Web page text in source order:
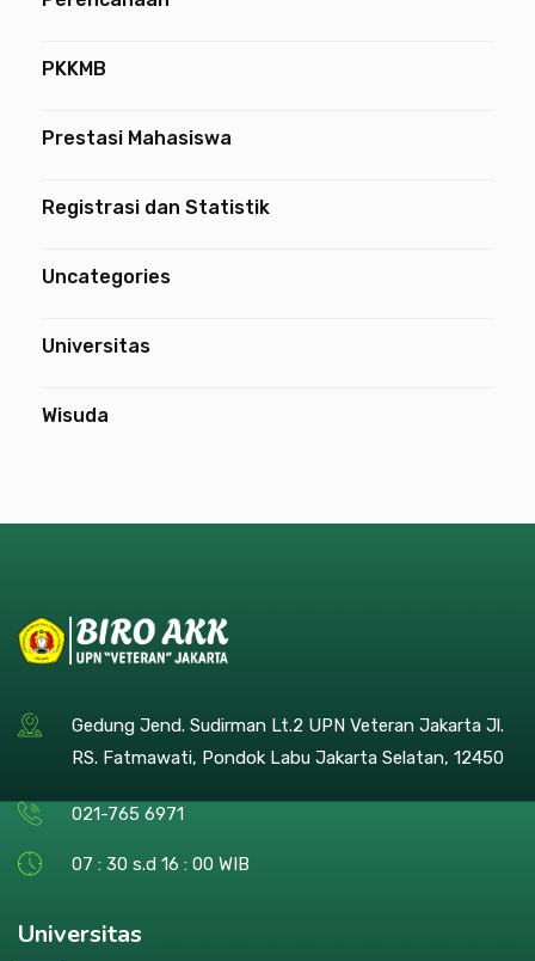
PKKMB
Prestasi Mahasiswa
Registrasi dan Statistik
Uncategories
Universitas
Wisuda
Gedung Jend. Sudirman Lt.2 UPN Veteran Jakarta Jl.
RS. Fatmawati, Pondok Labu Jakarta Selatan, 12450
021-765 6971
07 : 30 s.d 16 : 00 WIB
Universitas